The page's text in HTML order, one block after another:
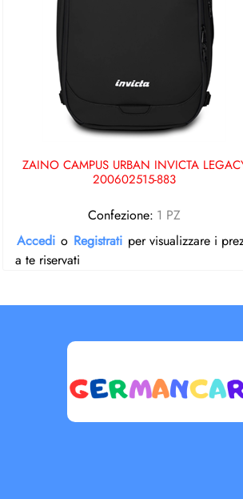
ZAINO CAMPUS URBAN INVICTA
200602515-883
Confezione: 1 PZ
Accedi o Registrati per visualizzare i
a te riservati